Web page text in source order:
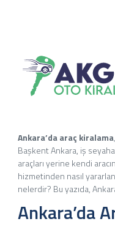
Ankara’da araç kiralama
Başkent Ankara, iş
araçları yerine kendi
hizmetinden nasıl
nelerdir? Bu yazıda,
Ankara’da